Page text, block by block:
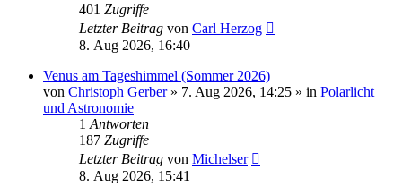
401 Zugriffe
Letzter Beitrag von Carl Herzog
8. Aug 2026, 16:40
Venus am Tageshimmel (Sommer 2026)
von Christoph Gerber» 7. Aug 2026, 14:25 » in Polarlicht
und Astronomie
1 Antworten
187 Zugriffe
Letzter Beitrag von Michelser
8. Aug 2026, 15:41